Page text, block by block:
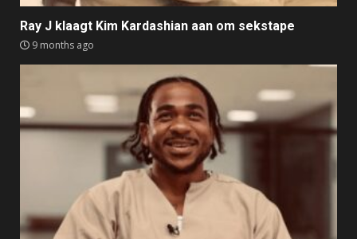
Ray J klaagt Kim Kardashian aan om sekstape
9 months ago